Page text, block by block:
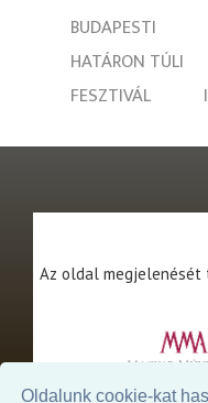
Oldalunk cookie-kat
BUDAPESTI
HATÁRON TÚLI
FESZTIVÁL
Az oldal megjelenését